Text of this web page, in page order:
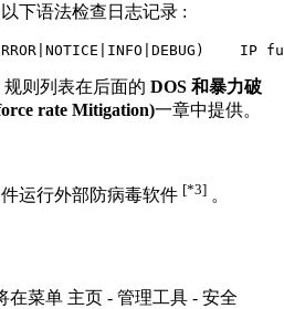
下语法检查日志记录 :
规则列表在后面的 DOS 和暴力破
rate Mitigation)一章中提供。
运行外部防病毒软件 [*3] 。
在菜单 主页 - 管理工具 - 安全